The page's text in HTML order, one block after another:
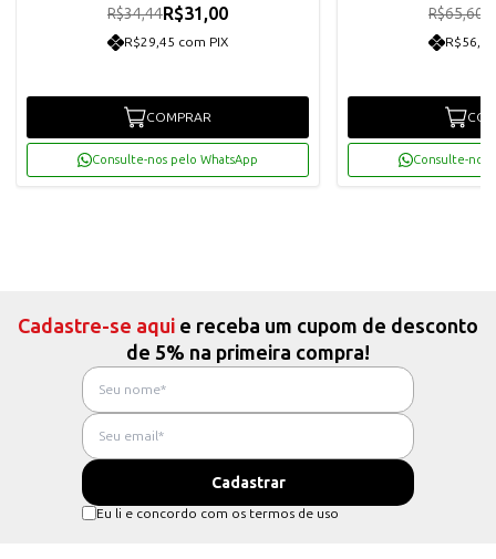
R$34,44R$31,00
R$29,45 com PIX
COMPRAR
Consulte-nos pelo WhatsApp
R$65,60
Consulte-nos
Cadastre-se aqui e receba um cupom de desconto
de 5% na primeira compra!
Eu li e concordo com os termos de uso